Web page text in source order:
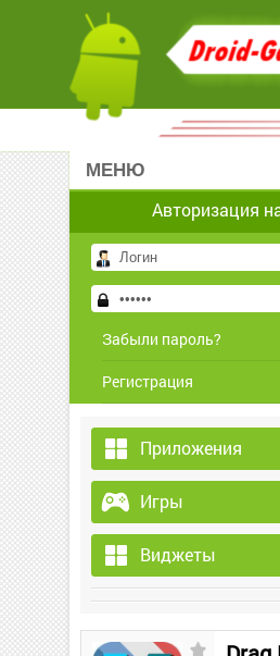
МЕНЮ
Авторизация
Забыли пароль?
Регистрация
Приложения
Игры
Виджеты